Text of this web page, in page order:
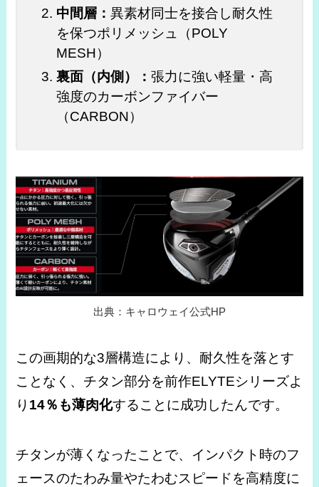
中間層： 異素材同士を接合し耐久性
を保つポリメッシュ（POLY
MESH）
裏面（内側）： 張力に強い軽量・高
強度のカーボンファイバー
（CARBON）
出典：キャロウェイ公式HP
この画期的な3層構造により、耐久性を落とす
ことなく、チタン部分を前作ELYTEシリーズよ
り 14％も薄肉化することに成功したんです。
チタンが薄くなったことで、インパクト時のフ
ェースのたわみ量やたわむスピードを高精度に